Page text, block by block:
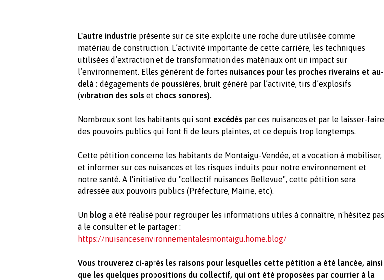
L'autre industrie présente sur ce site exploite une roche dure utilisée comme
matériau de construction. L’activité importante de cette carrière, les techniques
utilisées d’extraction et de transformation des matériaux ont un impact sur
l’environnement. Elles génèrent de fortes nuisances pour les proches riverains et au-
delà : dégagements de poussières, bruit généré par l’activité, tirs d’explosifs
(vibration des sols et chocs sonores).
Nombreux sont les habitants qui sont excédés par ces nuisances et par le laisser-faire
des pouvoirs publics qui font fi de leurs plaintes, et ce depuis trop longtemps.
Cette pétition concerne les habitants de Montaigu-Vendée, et a vocation à mobiliser,
et informer sur ces nuisances et les risques induits pour notre environnement et
notre santé. A l'initiative du "collectif nuisances Bellevue", cette pétition sera
adressée aux pouvoirs publics (Préfecture, Mairie, etc).
Un blog a été réalisé pour regrouper les informations utiles à connaître, n'hésitez pas
à le consulter et le partager :
https://nuisancesenvironnementalesmontaigu.home.blog/
Vous trouverez ci-après les raisons pour lesquelles cette pétition a été lancée, ainsi
que les quelques propositions du collectif, qui ont été proposées par courrier à la